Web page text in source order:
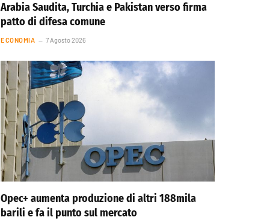
Arabia Saudita, Turchia e Pakistan verso firma
patto di difesa comune
ECONOMIA 7 Agosto 2026
Opec+ aumenta produzione di altri 188mila
barili e fa il punto sul mercato